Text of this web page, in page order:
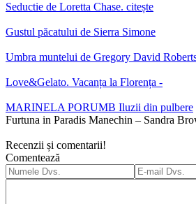
Seductie de Loretta Chase. citește
Gustul păcatului de Sierra Simone
Umbra muntelui de Gregory David
Love&Gelato. Vacanța la Florența -
MARINELA PORUMB Iluzii din pulbere
Furtuna in Paradis Manechin – Sandra
Recenzii și comentarii!
Comentează